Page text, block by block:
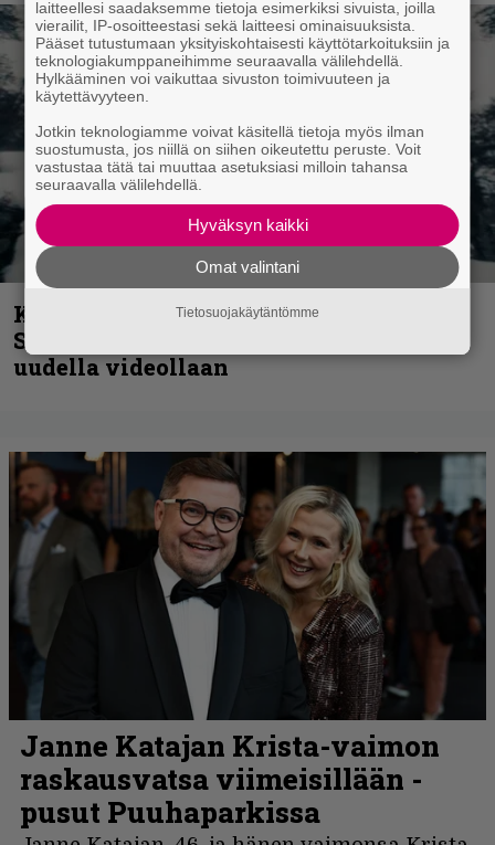
Kunnianosoitus hyiselle Pohjolalle –
Shining hyppäsi keskelle kinoksia
uudella videollaan
laitteellesi saadaksemme tietoja esimerkiksi sivuista, joilla
vierailit, IP-osoitteestasi sekä laitteesi ominaisuuksista.
Pääset tutustumaan yksityiskohtaisesti käyttötarkoituksiin ja
teknologiakumppaneihimme seuraavalla välilehdellä.
Hylkääminen voi vaikuttaa sivuston toimivuuteen ja
käytettävyyteen.
Jotkin teknologiamme voivat käsitellä tietoja myös ilman
suostumusta, jos niillä on siihen oikeutettu peruste. Voit
vastustaa tätä tai muuttaa asetuksiasi milloin tahansa
seuraavalla välilehdellä.
Hyväksyn kaikki
Omat valintani
Tietosuojakäytäntömme